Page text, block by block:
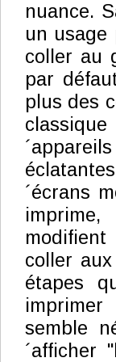
nuance.
un usage
coller au
par
plus des
´écrans
coller
étapes
semble
´afficher